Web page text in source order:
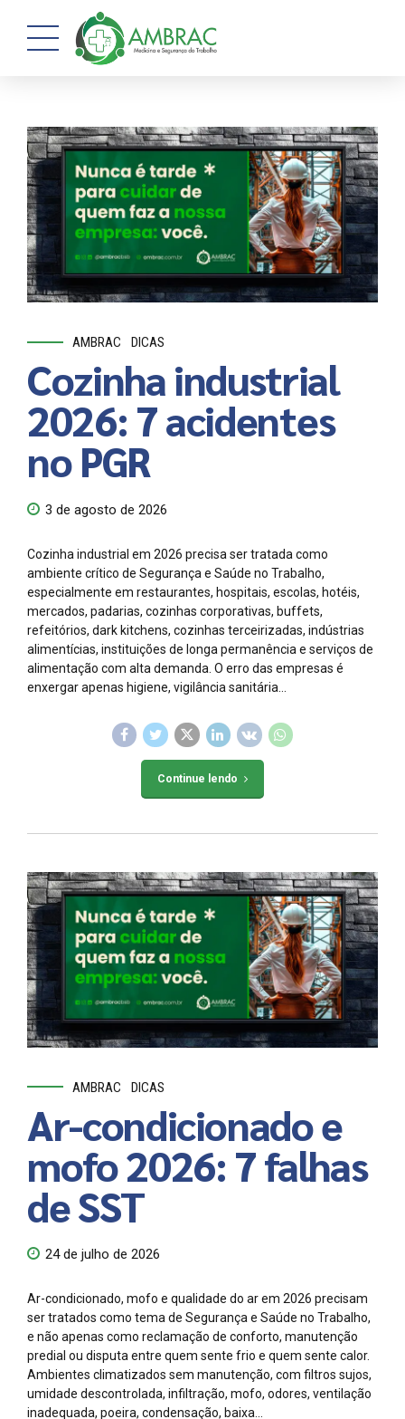
AMBRAC DICAS
Cozinha industrial
2026: 7 acidentes
no PGR
3 de agosto de 2026
Cozinha industrial em 2026 precisa ser tratada como
ambiente crítico de Segurança e Saúde no Trabalho,
especialmente em restaurantes, hospitais, escolas, hotéis,
mercados, padarias, cozinhas corporativas, buffets,
refeitórios, dark kitchens, cozinhas terceirizadas, indústrias
alimentícias, instituições de longa permanência e serviços de
alimentação com alta demanda. O erro das empresas é
enxergar apenas higiene, vigilância sanitária...
Continue lendo
AMBRAC DICAS
Ar-condicionado e
mofo 2026: 7 falhas
de SST
24 de julho de 2026
Ar-condicionado, mofo e qualidade do ar em 2026 precisam
ser tratados como tema de Segurança e Saúde no Trabalho,
e não apenas como reclamação de conforto, manutenção
predial ou disputa entre quem sente frio e quem sente calor.
Ambientes climatizados sem manutenção, com filtros sujos,
umidade descontrolada, infiltração, mofo, odores, ventilação
inadequada, poeira, condensação, baixa...